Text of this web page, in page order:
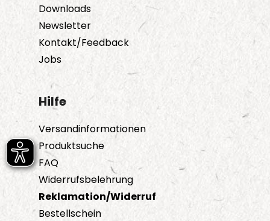
Downloads
Newsletter
Kontakt/Feedback
Jobs
Hilfe
Versandinformationen
Produktsuche
FAQ
Widerrufsbelehrung
Reklamation/Widerruf
Bestellschein